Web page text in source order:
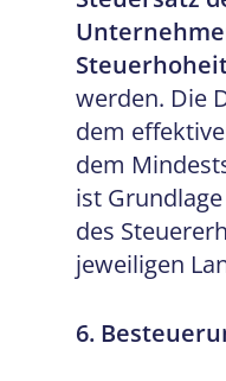
werden. Die
dem
dem
ist
des
jeweiligen
6.